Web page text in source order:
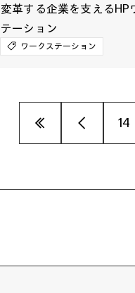
変革する企業を支えるHP
テーション
ワークステーション
« ‹ 14